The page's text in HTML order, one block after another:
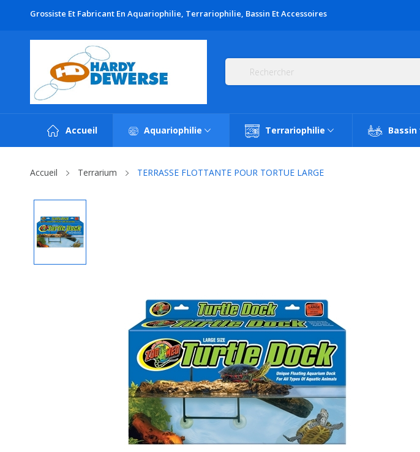
Grossiste Et Fabricant En Aquariophilie, Terrariophilie, Bassin Et Accessoires
Accueil Aquariophilie Terrariophilie Bassin
Accueil Terrarium TERRASSE FLOTTANTE POUR TORTUE LARGE